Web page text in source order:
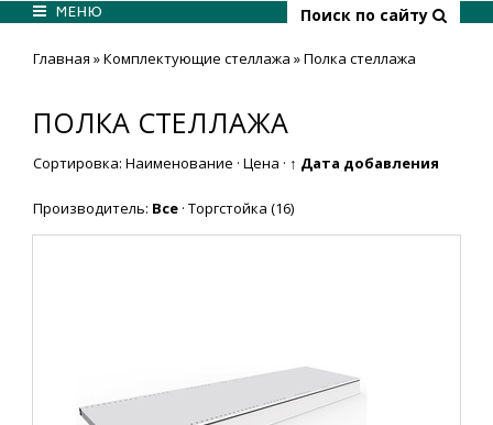
МЕНЮ
Поиск по сайту
Главная »Комплектующие стеллажа »Полка стеллажа
ПОЛКА СТЕЛЛАЖА
Сортировка: Наименование · Цена · ↑ Дата добавления
Производитель: Все · Торгстойка (16)